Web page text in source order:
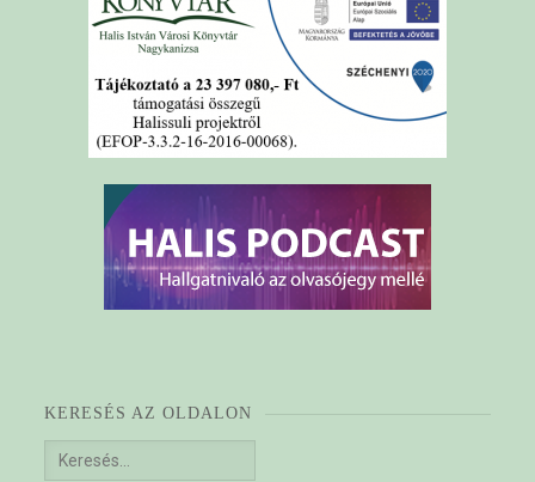
KERESÉS AZ OLDALON
Keresés: